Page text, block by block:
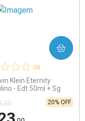
sem Desconto
172,25/cada
sem Desconto
172,25/cada
(0)
Klein Eternity
- Edt 50ml + Sg
20% OFF
COMPRAR